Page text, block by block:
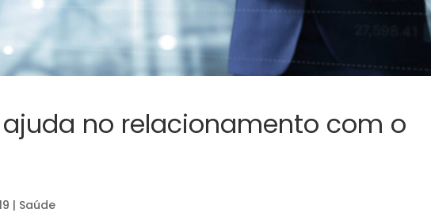
no relacionamento com o
| Saúde